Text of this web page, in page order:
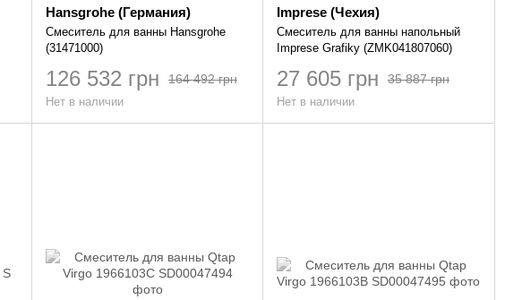
Hansgrohe (Германия)
Смеситель для ванны Hansgrohe
(31471000)
164 492 грн
126 532 грн
Нет в наличии
Imprese (Чехия)
Смеситель для ванны напольный
Imprese Grafiky (ZMK041807060)
35 887 грн
27 605 грн
Нет в наличии